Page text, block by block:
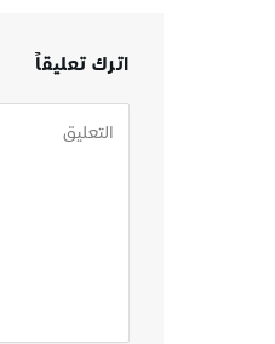
اترك تعليقاً